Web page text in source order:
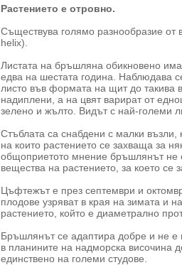
Растението е отровно.
Съществува голямо разнообразие от
helix).
Листата на бръшляна обикновено
едва на шестата година. Наблюдава
листо във формата на щит до такива
надиплени, а на цвят варират от
зелено и жълто. Видът с най-големи
Стъблата са снабдени с малки
на които растението се захваща за
общоприетото мнение бръшлянът не
вещества на растението, за което се
Цъфтежът е през септември и
плодове узряват в края на зимата и
растението, който е диаметрално
Бръшлянът се адаптира добре и не е
в планините на надморска височина
единствено на големи студове.